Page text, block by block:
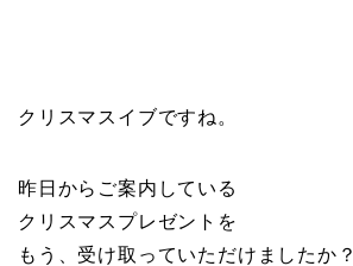
クリスマスイブですね。
昨日からご案内している
クリスマスプレゼントを
もう、受け取っていただけましたか？